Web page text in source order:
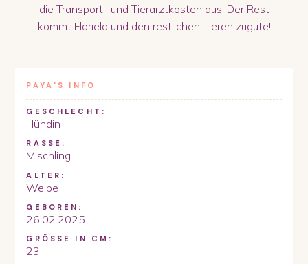
die Transport- und Tierarztkosten aus. Der Rest
kommt Floriela und den restlichen Tieren zugute!
PAYA 'S INFO
GESCHLECHT:
Hündin
RASSE:
Mischling
ALTER:
Welpe
GEBOREN:
26.02.2025
GRÖSSE IN CM:
23